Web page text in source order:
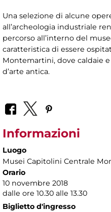
Una selezione di alcune
all’archeologia industriale
percorso all’interno del
caratteristica di essere
Montemartini, dove caldaie
d’arte antica.
Informazioni
Luogo
Musei Capitolini Centrale
Orario
10 novembre 2018
dalle ore 10.30 alle 13.30
Biglietto d'ingresso